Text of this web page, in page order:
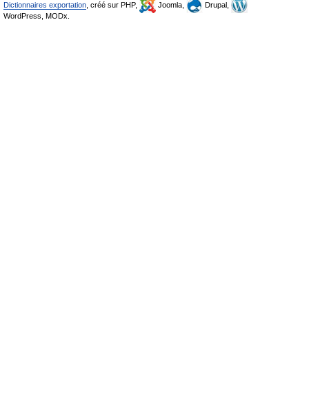
Dictionnaires exportation , créé sur PHP, Joomla,
Drupal,
WordPress, MODx.